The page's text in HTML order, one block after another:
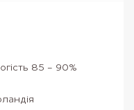
85 - 90%